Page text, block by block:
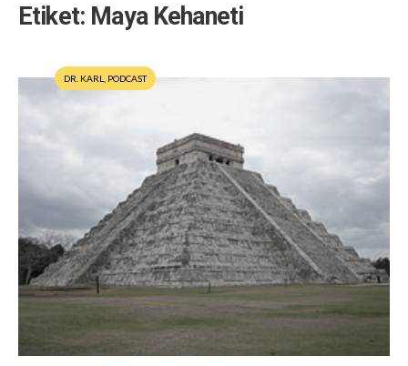
Etiket: Maya Kehaneti
DR. KARL PODCAST